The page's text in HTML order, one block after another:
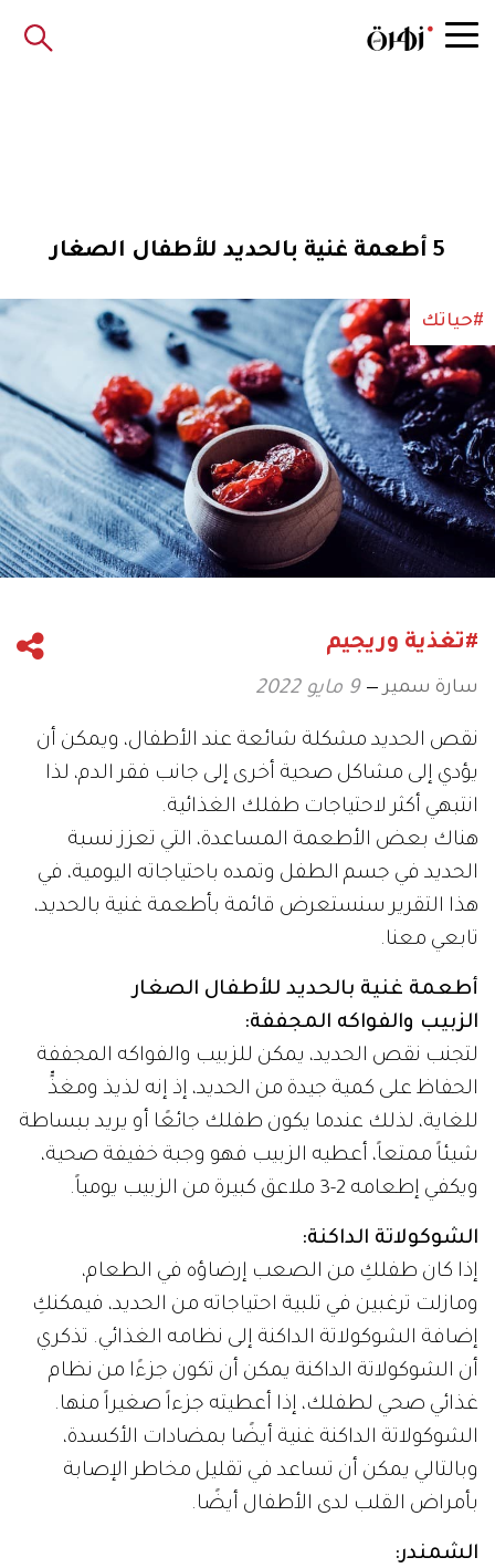
5 أطعمة غنية بالحديد للأطفال الصغار
#حياتك
#تغذية وريجيم
سارة سمير 9 مايو 2022
نقص الحديد مشكلة شائعة عند الأطفال، ويمكن أن
يؤدي إلى مشاكل صحية أخرى إلى جانب فقر الدم، لذا
انتبهي أكثر لاحتياجات طفلك الغذائية.
هناك بعض الأطعمة المساعدة، التي تعزز نسبة
الحديد في جسم الطفل وتمده باحتياجاته اليومية، في
هذا التقرير سنستعرض قائمة بأطعمة غنية بالحديد،
تابعي معنا.
أطعمة غنية بالحديد للأطفال الصغار
الزبيب والفواكه المجففة:
لتجنب نقص الحديد، يمكن للزبيب والفواكه المجففة
الحفاظ على كمية جيدة من الحديد، إذ إنه لذيذ ومغذٍّ
للغاية، لذلك عندما يكون طفلك جائعًا أو يريد ببساطة
شيئاً ممتعاً، أعطيه الزبيب فهو وجبة خفيفة صحية،
ويكفي إطعامه 2-3 ملاعق كبيرة من الزبيب يومياً.
الشوكولاتة الداكنة:
إذا كان طفلكِ من الصعب إرضاؤه في الطعام،
ومازلت ترغبين في تلبية احتياجاته من الحديد، فيمكنكِ
إضافة الشوكولاتة الداكنة إلى نظامه الغذائي. تذكري
أن الشوكولاتة الداكنة يمكن أن تكون جزءًا من نظام
غذائي صحي لطفلك، إذا أعطيته جزءاً صغيراً منها.
الشوكولاتة الداكنة غنية أيضًا بمضادات الأكسدة،
وبالتالي يمكن أن تساعد في تقليل مخاطر الإصابة
بأمراض القلب لدى الأطفال أيضًا.
الشمندر: